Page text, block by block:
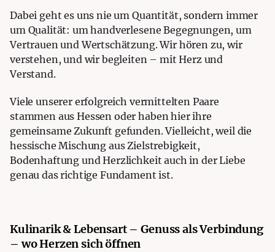
Dabei geht es uns nie um Quantität, sondern immer
um Qualität: um handverlesene Begegnungen, um
Vertrauen und Wertschätzung. Wir hören zu, wir
verstehen, und wir begleiten – mit Herz und
Verstand.
Viele unserer erfolgreich vermittelten Paare
stammen aus Hessen oder haben hier ihre
gemeinsame Zukunft gefunden. Vielleicht, weil die
hessische Mischung aus Zielstrebigkeit,
Bodenhaftung und Herzlichkeit auch in der Liebe
genau das richtige Fundament ist.
Kulinarik & Lebensart – Genuss als Verbindung
– wo Herzen sich öffnen